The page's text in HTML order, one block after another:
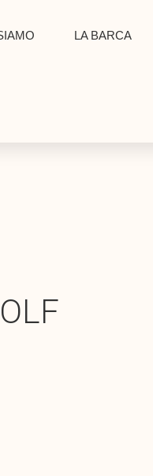
LA BARCA